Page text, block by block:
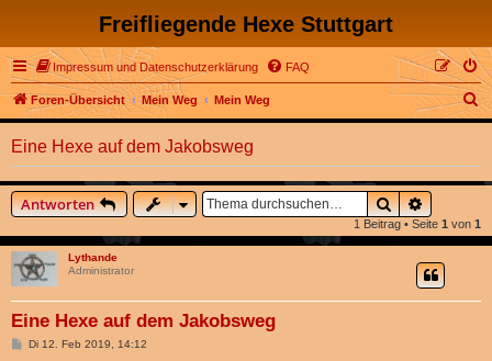
Freifliegende Hexe Stuttgart
Impressum und Datenschutzerklärung FAQ
Foren-Übersicht Mein Weg Mein Weg
S
u
Eine Hexe auf dem Jakobsweg
Antworten Suche
1 Beitrag • Seite 1 von 1
Lythande
Administrator
Eine Hexe auf dem Jakobsweg
BDi 12. Feb 2019, 14:12